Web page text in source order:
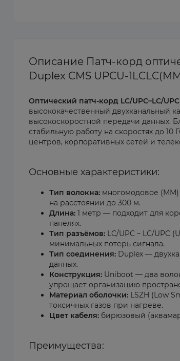
Описание Патч-корд
Duplex CMS UPCU-
Оптический патч-корд LC/UPC–LC/
высококачественный двухканальный
высокоскоростной передачи данных.
стабильную работу на скоростях до
центров, корпоративных сетей и
Основные характеристики:
Тип волокна: многомодовое
на расстоянии до 300 м.
Длина: 1 метр — подходит для
панелях.
Тип разъёмов: LC/UPC – LC/UPC
минимальных потерь сигнала.
Тип соединения: Duplex —
данных.
Конструкция: Uniboot — два
упрощает организацию
Материал оболочки: LSZH (Low
токсичных газов при нагреве.
Цвет кабеля: бирюзовый
Преимущества: